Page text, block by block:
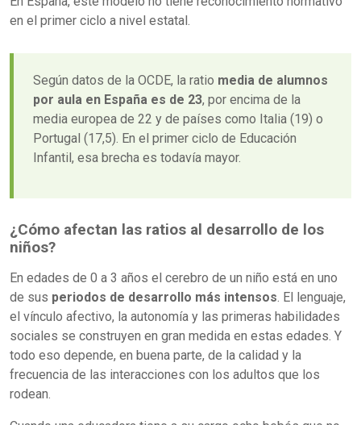
en el primer ciclo a nivel estatal.
Según datos de la OCDE, la ratio media de alumnos
por aula en España es de 23, por encima de la
media europea de 22 y de países como Italia (19) o
Portugal (17,5). En el primer ciclo de Educación
Infantil, esa brecha es todavía mayor.
¿Cómo afectan las ratios al desarrollo de los
niños?
En edades de 0 a 3 años el cerebro de un niño está en uno
de sus periodos de desarrollo más intensos. El lenguaje,
el vínculo afectivo, la autonomía y las primeras habilidades
sociales se construyen en gran medida en estas edades. Y
todo eso depende, en buena parte, de la calidad y la
frecuencia de las interacciones con los adultos que los
rodean.